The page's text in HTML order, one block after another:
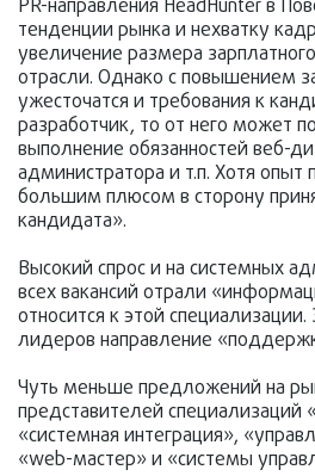
PR-направления HeadHunter в
тенденции рынка и нехватку
увеличение размера
отрасли. Однако с повышением
ужесточатся и требования к
разработчик, то от него может
выполнение обязанностей веб-
администратора и т.п. Хотя
большим плюсом в сторону
кандидата».
Высокий спрос и на системных
всех вакансий отрали
относится к этой
лидеров направление
Чуть меньше предложений на
представителей специализаций
«системная интеграция»,
«web-мастер» и «системы